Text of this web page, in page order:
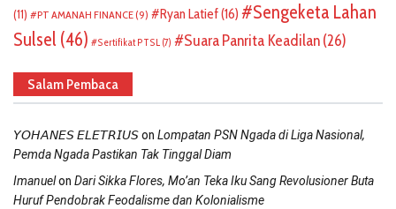
(11)
PT AMANAH FINANCE(9) Ryan Latief(16)
Sengeketa Lahan
Sulsel (46) Sertifikat PTSL (7) Suara Panrita Keadilan(26)
Salam Pembaca
𝘠𝘖𝘏𝘈𝘕𝘌𝘚 𝘌𝘓𝘌𝘛𝘙𝘐𝘜𝘚on Lompatan PSN Ngada di Liga Nasional,
Pemda Ngada Pastikan Tak Tinggal Diam
Imanuelon Dari Sikka Flores, Mo’an Teka Iku Sang Revolusioner Buta
Huruf Pendobrak Feodalisme dan Kolonialisme